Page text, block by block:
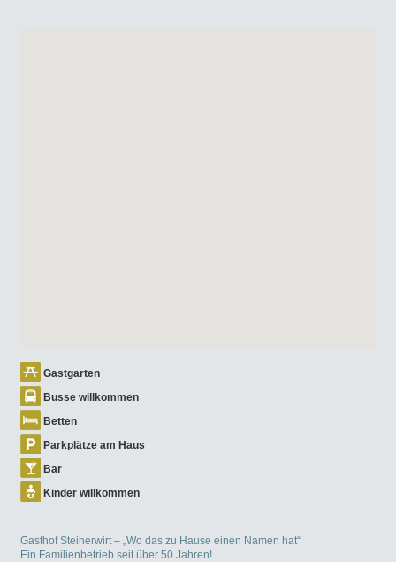
Gastgarten
Busse willkommen
Betten
Parkplätze am Haus
Bar
Kinder willkommen
Gasthof Steinerwirt – „Wo das zu Hause einen Namen hat“
Ein Familienbetrieb seit über 50 Jahren!